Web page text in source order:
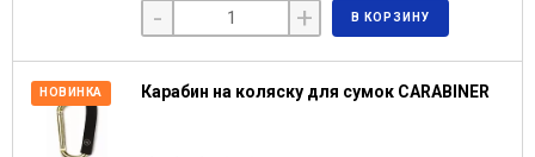
- + В КОРЗИНУ
НОВИНКА Карабин на коляску для сумок CARABINER